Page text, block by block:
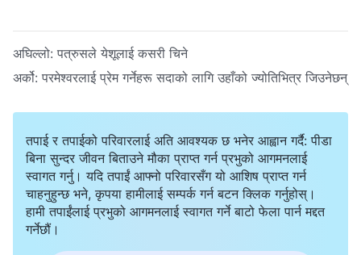
अघिल्लो: पत्रुसले येशूलाई कसरी चिने
अर्को: परमेश्‍वरलाई प्रेम गर्नेहरू सदाको लागि उहाँको ज्योतिभित्र जिउनेछन्‌
तपाई र तपाईको परिवारलाई अति आवश्यक छ भनेर आह्वान गर्दै: पीडा
बिना सुन्दर जीवन बिताउने मौका प्राप्त गर्न प्रभुको आगमनलाई
स्वागत गर्नु। यदि तपाईं आफ्नो परिवारसँग यो आशिष प्राप्त गर्न
चाहनुहुन्छ भने, कृपया हामीलाई सम्पर्क गर्न बटन क्लिक गर्नुहोस्।
हामी तपाईंलाई प्रभुको आगमनलाई स्वागत गर्ने बाटो फेला पार्न मद्दत
गर्नेछौं।